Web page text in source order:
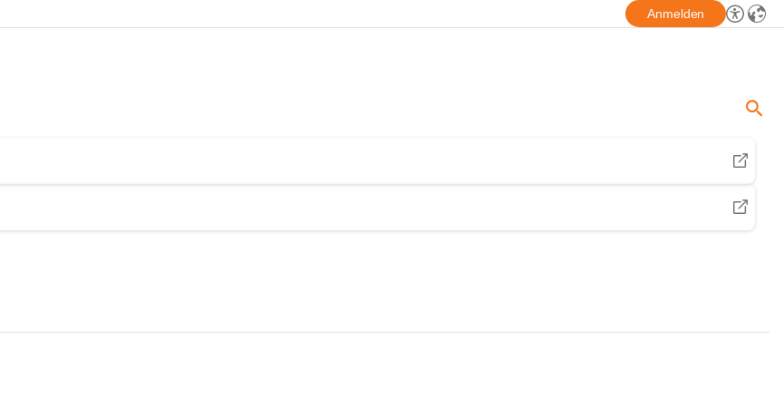
Anmelden